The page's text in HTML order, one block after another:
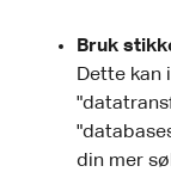
Bruk
Dette kan
din mer